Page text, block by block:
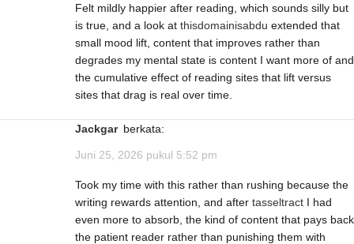
Felt mildly happier after reading, which sounds silly but
is true, and a look at thisdomainisabdu extended that
small mood lift, content that improves rather than
degrades my mental state is content I want more of and
the cumulative effect of reading sites that lift versus
sites that drag is real over time.
Jackgar berkata:
Juni 25, 2026 pukul 5:52 pm
Took my time with this rather than rushing because the
writing rewards attention, and after tasseltract I had
even more to absorb, the kind of content that pays back
the patient reader rather than punishing them with